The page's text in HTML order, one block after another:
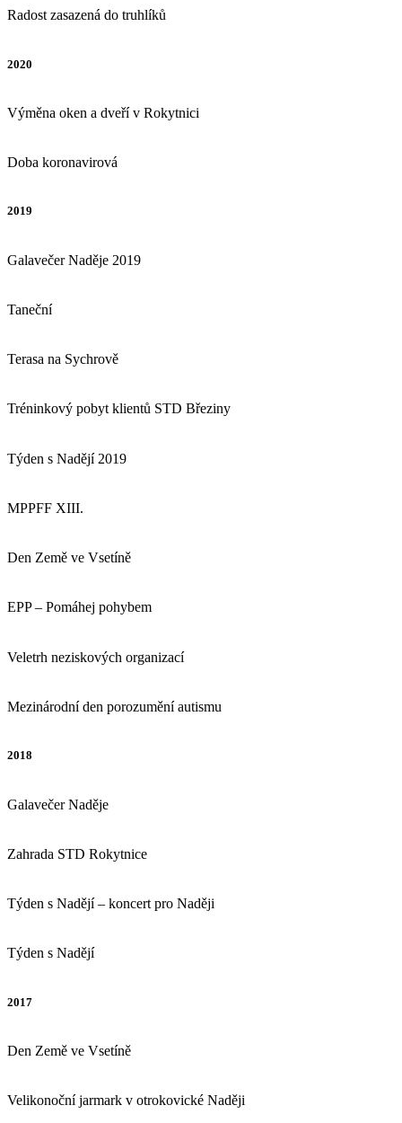
Radost zasazená do truhlíků
2020
Výměna oken a dveří v Rokytnici
Doba koronavirová
2019
Galavečer Naděje 2019
Taneční
Terasa na Sychrově
Tréninkový pobyt klientů STD Březiny
Týden s Nadějí 2019
MPPFF XIII.
Den Země ve Vsetíně
EPP – Pomáhej pohybem
Veletrh neziskových organizací
Mezinárodní den porozumění autismu
2018
Galavečer Naděje
Zahrada STD Rokytnice
Týden s Nadějí – koncert pro Naději
Týden s Nadějí
2017
Den Země ve Vsetíně
Velikonoční jarmark v otrokovické Naději